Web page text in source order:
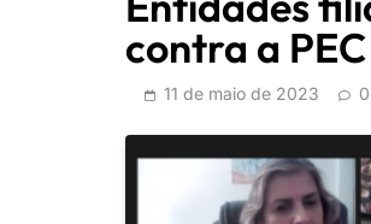
contra a
11 de maio de 2023 0